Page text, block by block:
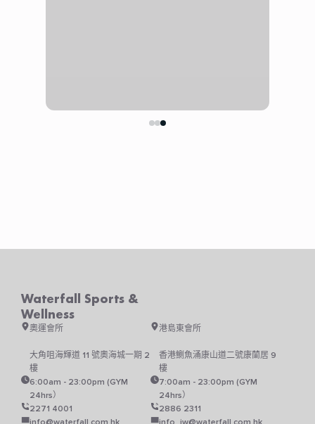
Waterfall Sports &
Wellness
奧運會所
大角咀海輝道 11 號奧海城一期 2
樓
6:00am - 23:00pm (GYM
24hrs）
2271 4001
info@waterfall.com.hk
港島東會所
香港鰂魚涌康山道二號康蘭居 9
樓
7:00am - 23:00pm (GYM
24hrs）
2886 2311
info_iw@waterfall.com.hk